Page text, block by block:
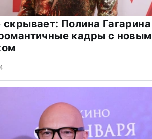
Полина Гагарина
кадры с новым